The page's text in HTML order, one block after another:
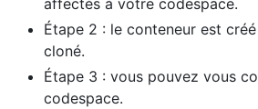
affectés à votre codespace.
Étape 2 : le conteneur est
cloné.
Étape 3 : vous pouvez vous
codespace.